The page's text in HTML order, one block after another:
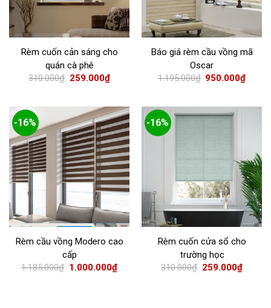
Rèm cuốn cản sáng cho
quán cà phê
310.000₫ 259.000₫
Báo giá rèm cầu vồng mã
Oscar
1.195.000₫ 950.000₫
-16%
Rèm cầu vồng Modero cao
cấp
1.185.000₫ 1.000.000₫
-16%
Rèm cuốn cửa sổ cho
trường học
310.000₫ 259.000₫